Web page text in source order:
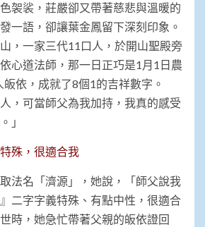
袈裟，莊嚴卻又帶著慈悲與溫暖的
一語，卻讓葉金鳳留下深刻印象。
，一家三代11口人，於開山聖殿旁
心道法師，那一日正巧是1月1日農
依，成就了8個1的吉祥數字。
人，可當師父為我加持，我真的感受
」
殊，很適合我
法名「濟源」，她說，「師父說我
二字字義特殊、有點中性，很適合
時，她急忙帶著父親的皈依證回